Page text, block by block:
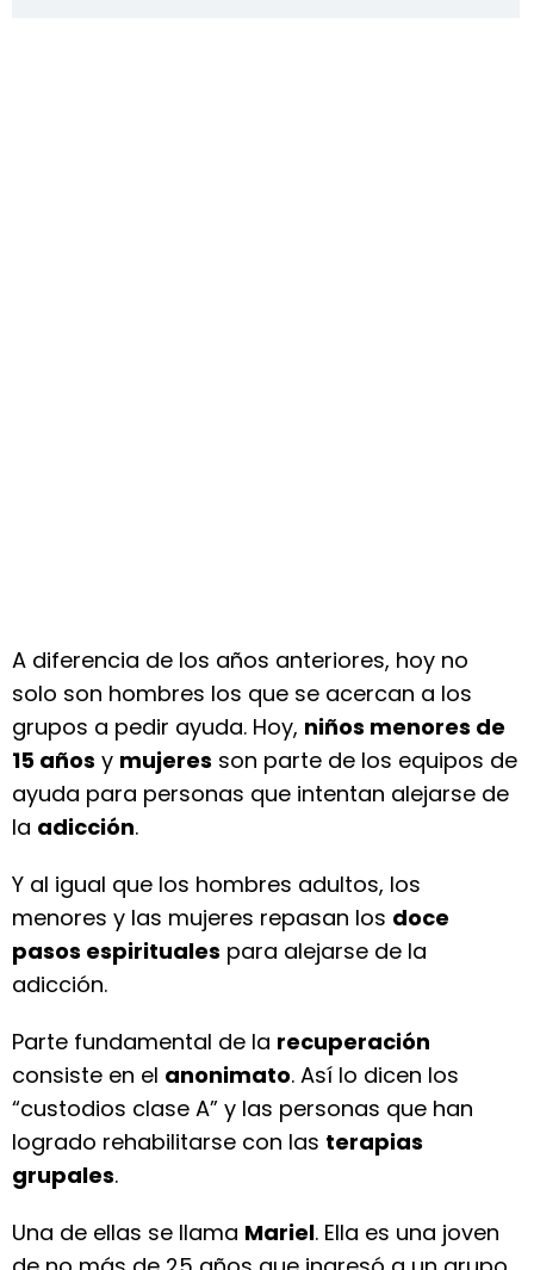
A diferencia de los años anteriores, hoy no
solo son hombres los que se acercan a los
grupos a pedir ayuda. Hoy, niños menores de
15 años y mujeres son parte de los equipos de
ayuda para personas que intentan alejarse de
la adicción.
Y al igual que los hombres adultos, los
menores y las mujeres repasan los doce
pasos espirituales para alejarse de la
adicción.
Parte fundamental de la recuperación
consiste en el anonimato. Así lo dicen los
“custodios clase A” y las personas que han
logrado rehabilitarse con las terapias
grupales.
Una de ellas se llama Mariel. Ella es una joven